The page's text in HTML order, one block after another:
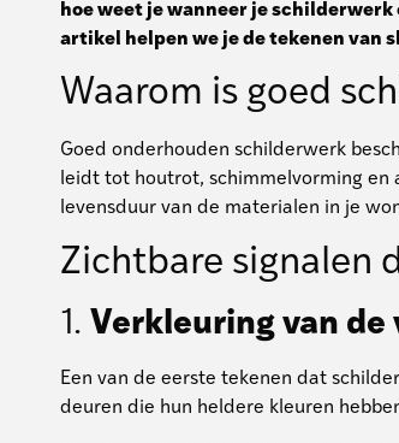
hoe weet je wanneer je
artikel helpen we je de tekenen van
Waarom is goed
Goed onderhouden schilderwerk
leidt tot houtrot, schimmelvorming en
levensduur van de materialen in je
Zichtbare signalen
1. Verkleuring van de
Een van de eerste tekenen dat
deuren die hun heldere kleuren